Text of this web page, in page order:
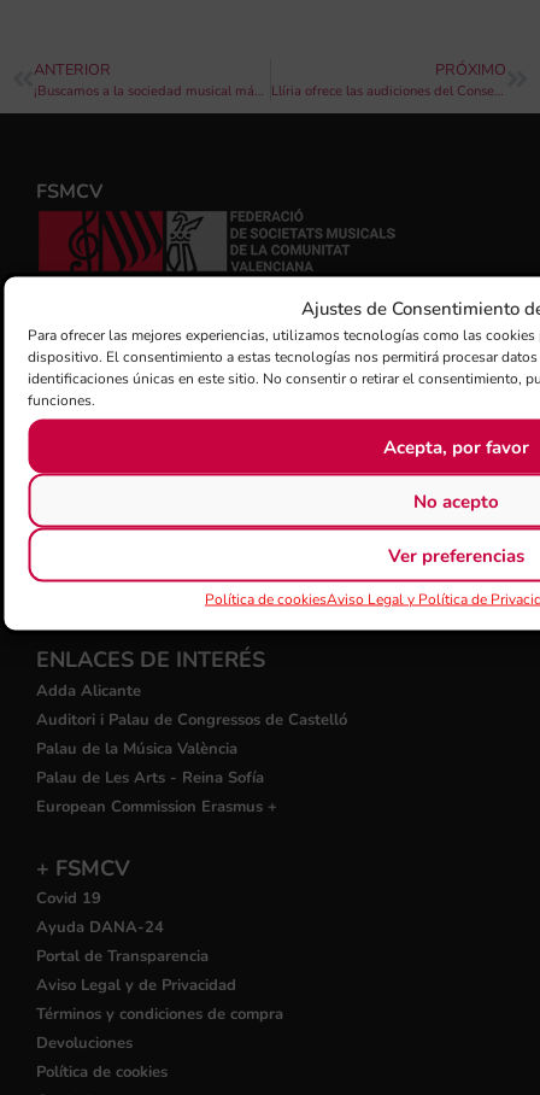
Ajustes de Consentimiento
Para ofrecer las mejores experiencias, utilizamos tecnologías como las
dispositivo. El consentimiento a estas tecnologías nos permitirá procesar
identificaciones únicas en este sitio. No consentir o retirar el consentimiento,
funciones.
Acepta, por favor
No acepto
Ver preferencias
Política de cookiesAviso Legal y Política de
ANTERIOR
¡Buscamos a la sociedad musical más fallera! #2
PRÓXIMO
Llíria ofrece las audiciones del Conservatorio en directo por su canal de YouTube
FSMCV
REGISTRO DE GRUPOS DE INTERÉS GVA
CERTIFICACIÓN CALIDAD ISO-9001
ENLACES DE INTERÉS
Adda Alicante
Auditori i Palau de Congressos de Castelló
Palau de la Música València
Palau de Les Arts - Reina Sofía
European Commission Erasmus +
+ FSMCV
Covid 19
Ayuda DANA-24
Portal de Transparencia
Aviso Legal y de Privacidad
Términos y condiciones de compra
Devoluciones
Política de cookies